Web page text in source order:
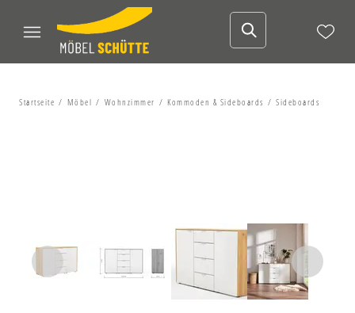
Startseite Möbel Wohnzimmer Kommoden & Sideboards Sideboards